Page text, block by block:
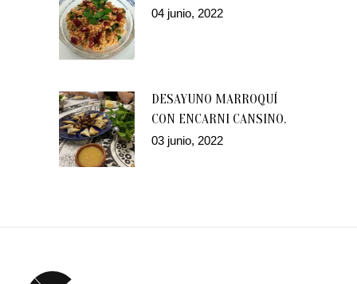
04 junio, 2022
DESAYUNO MARROQUÍ
CON ENCARNI CANSINO.
03 junio, 2022